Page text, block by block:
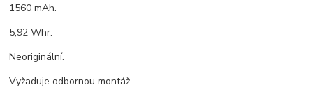
1560 mAh.
5,92 Whr.
Neoriginální.
Vyžaduje odbornou montáž.